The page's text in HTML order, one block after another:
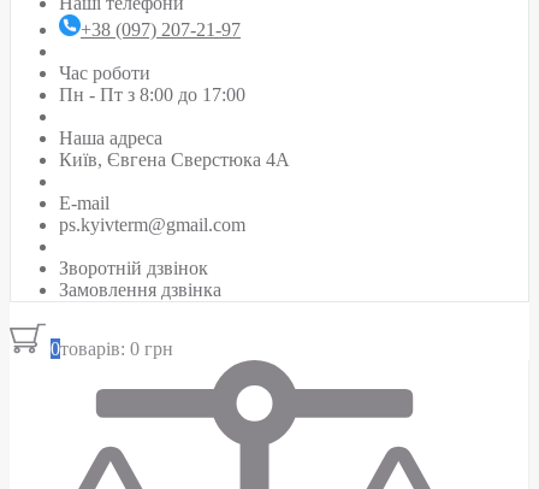
+38 (097) 207-21-97
Час роботи
Пн - Пт з 8:00 до 17:00
Наша адреса
Київ, Євгена Сверстюка 4А
E-mail
ps.kyivterm@gmail.com
Зворотній дзвінок
Замовлення дзвінка
0товарів: 0 грн